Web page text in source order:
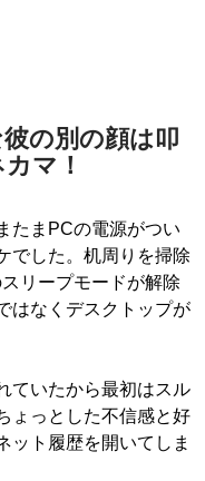
の別の顔は叩
マ！
たまPCの電源がつい
でした。机周りを掃除
リープモードが解除
はなくデスクトップが
ていたから最初はスル
ょっとした不信感と好
ット履歴を開いてしま